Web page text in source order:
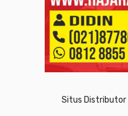
Situs Distributor